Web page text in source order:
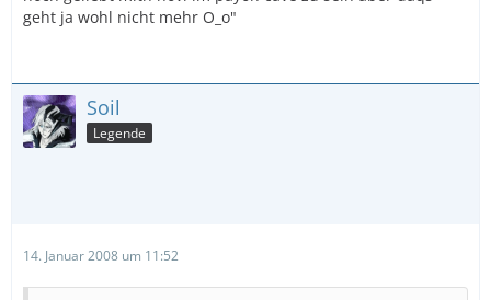
geht ja wohl nicht mehr O_o"
Soil
Legende
14. Januar 2008 um 11:52